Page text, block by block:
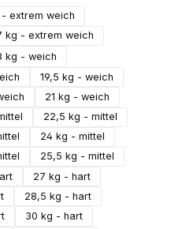
- extrem weich
kg - extrem weich
kg - weich
19,5 kg - weich
21 kg - weich
22,5 kg - mittel
24 kg - mittel
25,5 kg - mittel
27 kg - hart
28,5 kg - hart
30 kg - hart